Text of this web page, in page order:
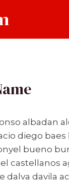
albadan
diego
bueno
castellanos
dalva davila